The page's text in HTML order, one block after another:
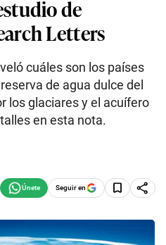
de
Letters
cuáles son los países
de agua dulce del
los glaciares y el acuífero
en esta nota.
Seguir en